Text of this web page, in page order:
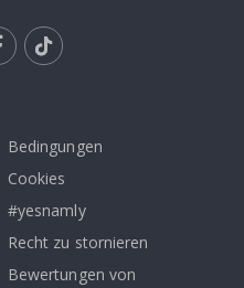
Bedingungen
Cookies
#yesnamly
Recht zu stornieren
Bewertungen von